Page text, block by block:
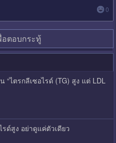
0
อตอบกระทู้
“ไตรกลีเซอไรด์ (TG) สูง แต่ LDL
รด์สูง อย่าดูแค่ตัวเดียว